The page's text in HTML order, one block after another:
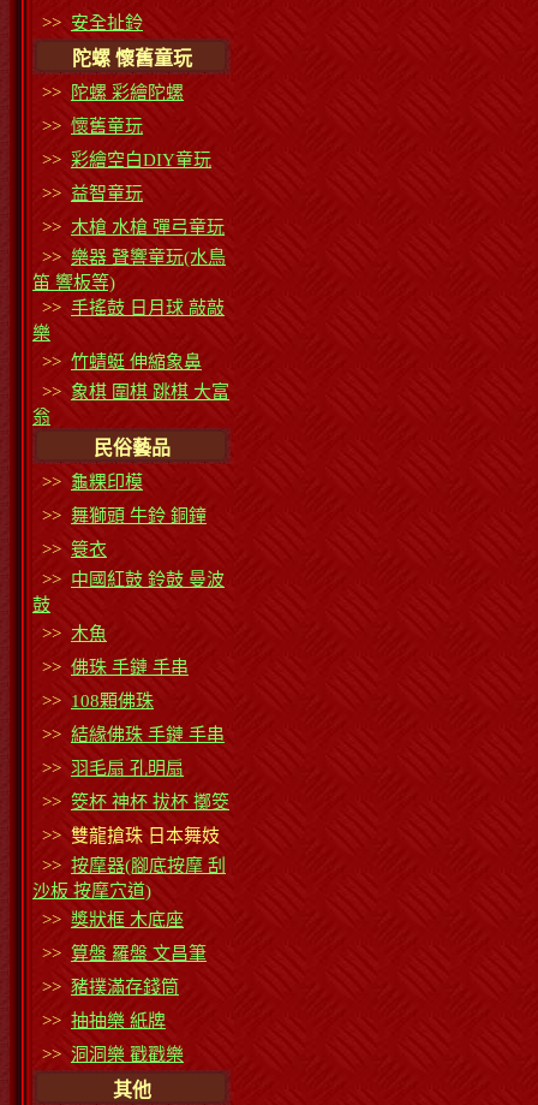
>> 安全扯鈴
陀螺 懷舊童玩
>>
陀螺 彩繪陀螺
>> 懷舊童玩
>> 彩繪空白DIY童玩
>> 益智童玩
>> 木槍 水槍 彈弓童玩
>> 樂器 聲響童玩(水鳥
笛 響板等)
>> 手搖鼓 日月球 敲敲
樂
>> 竹蜻蜓 伸縮象鼻
>> 象棋 圍棋 跳棋 大富
翁
民俗藝品
>> 龜粿印模
>> 舞獅頭 牛鈴 銅鐘
>> 簑衣
>> 中國紅鼓 鈴鼓 曼波
鼓
>> 木魚
>> 佛珠 手鏈 手串
>> 108顆佛珠
>> 結緣佛珠 手鏈 手串
>> 羽毛扇 孔明扇
>> 筊杯 神杯 拔杯 擲筊
>> 雙龍搶珠 日本舞妓
>> 按摩器(腳底按摩 刮
沙板 按摩穴道)
>> 獎狀框 木底座
>> 算盤 羅盤 文昌筆
>> 豬撲滿存錢筒
>> 抽抽樂 紙牌
>> 洞洞樂 戳戳樂
其他